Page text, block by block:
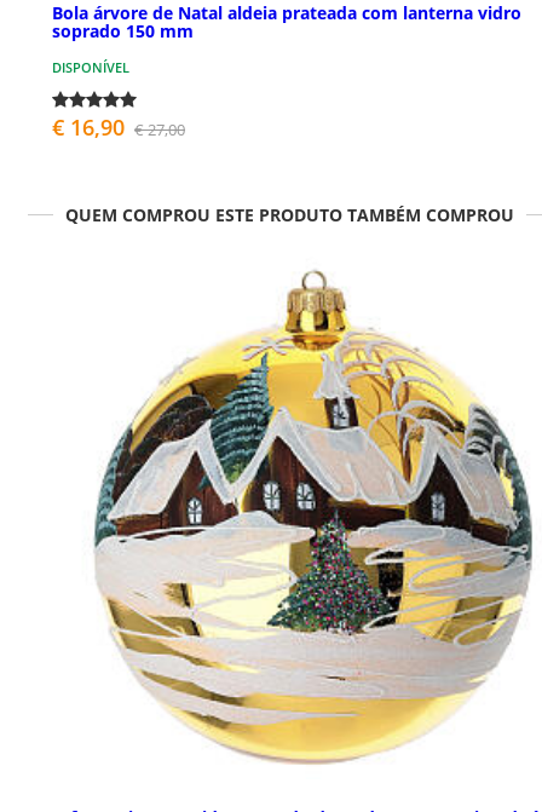
Bola árvore de Natal aldeia prateada com lanterna vidro
soprado 150 mm
DISPONÍVEL
€ 16,90 € 27,00
QUEM COMPROU ESTE PRODUTO TAMBÉM COMPROU